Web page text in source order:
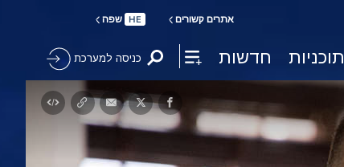
אתרים קשורים HE שפה
תוכניות חדשות כניסה למערכת